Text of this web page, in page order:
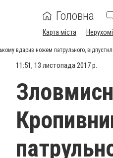
Головна
Карта міста
вдарив ножем патрульного,
11:51, 13 листопада 2017 р.